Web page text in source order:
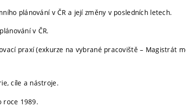
plánování v ČR a její změny v posledních letech.
v ČR.
praxí (exkurze na vybrané pracoviště – Magistrát
cíle a nástroje.
roce 1989.